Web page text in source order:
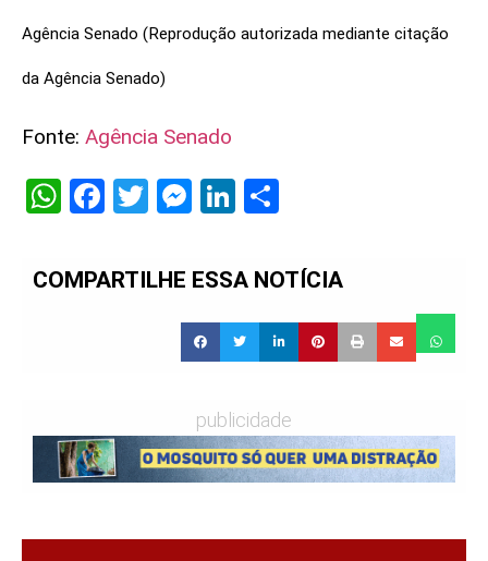
Agência Senado (Reprodução autorizada mediante citação
da Agência Senado)
Fonte: Agência Senado
WhatsApp
Facebook
Twitter
Messenger
LinkedIn
COMPARTILHE ESSA NOTÍCIA
publicidade